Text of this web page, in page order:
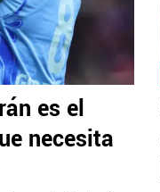
es el
necesita